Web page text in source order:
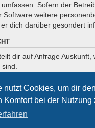
nutzt Cookies, um dir den
Komfort bei der Nutzung
Sofern der
Software weitere
dich darüber gesondert
dir auf Anfrage Auskunft,
die Löschung bzw.
hierzu bitte den